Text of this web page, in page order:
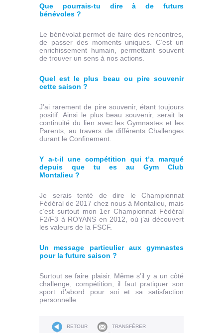
Que pourrais-tu dire à de futurs
bénévoles ?
Le bénévolat permet de faire des rencontres,
de passer des moments uniques. C’est un
enrichissement humain, permettant souvent
de trouver un sens à nos actions.
Quel est le plus beau ou pire souvenir
cette saison ?
J’ai rarement de pire souvenir, étant toujours
positif. Ainsi le plus beau souvenir, serait la
continuité du lien avec les Gymnastes et les
Parents, au travers de différents Challenges
durant le Confinement.
Y a-t-il une compétition qui t’a marqué
depuis que tu es au Gym Club
Montalieu ?
Je serais tenté de dire le Championnat
Fédéral de 2017 chez nous à Montalieu, mais
c’est surtout mon 1er Championnat Fédéral
F2/F3 à ROYANS en 2012, où j’ai découvert
les valeurs de la FSCF.
Un message particulier aux gymnastes
pour la future saison ?
Surtout se faire plaisir. Même s’il y a un côté
challenge, compétition, il faut pratiquer son
sport d’abord pour soi et sa satisfaction
personnelle
RETOUR
TRANSFÉRER